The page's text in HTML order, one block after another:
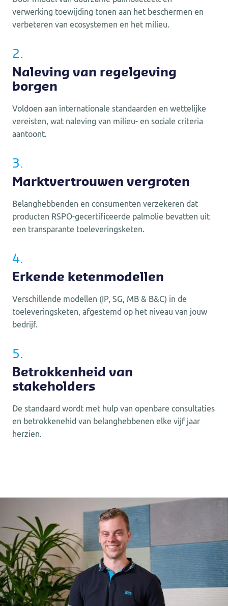
verwerking toewijding tonen aan het beschermen en
verbeteren van ecosystemen en het milieu.
2.
Naleving van regelgeving
borgen
Voldoen aan internationale standaarden en wettelijke
vereisten, wat naleving van milieu- en sociale criteria
aantoont.
3.
Marktvertrouwen vergroten
Belanghebbenden en consumenten verzekeren dat
producten RSPO-gecertificeerde palmolie bevatten uit
een transparante toeleveringsketen.
4.
Erkende ketenmodellen
Verschillende modellen (IP, SG, MB & B&C) in de
toeleveringsketen, afgestemd op het niveau van jouw
bedrijf.
5.
Betrokkenheid van
stakeholders
De standaard wordt met hulp van openbare consultaties
en betrokkenehid van belanghebbenen elke vijf jaar
herzien.